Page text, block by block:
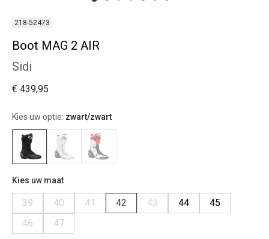
218-52473
Boot MAG 2 AIR
Sidi
€ 439,95
Kies uw optie: zwart/zwart
Kies uw maat
39 40 41 42 43 44
45
46
47